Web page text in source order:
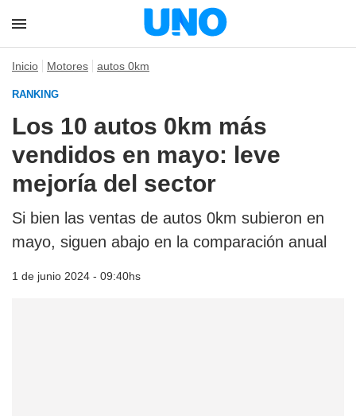
Inicio Motores autos 0km
RANKING
Los 10 autos 0km más
vendidos en mayo: leve
mejoría del sector
Si bien las ventas de autos 0km subieron en
mayo, siguen abajo en la comparación anual
1 de junio 2024 - 09:40hs